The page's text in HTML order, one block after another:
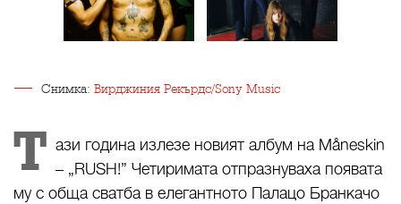
Снимка: Вирджиния Рекърдс/Sony Music
Т ази година излезе новият албум на Måneskin
– „RUSH!” Четиримата отпразнуваха появата
му с обща сватба в елегантното Палацо Бранкачо